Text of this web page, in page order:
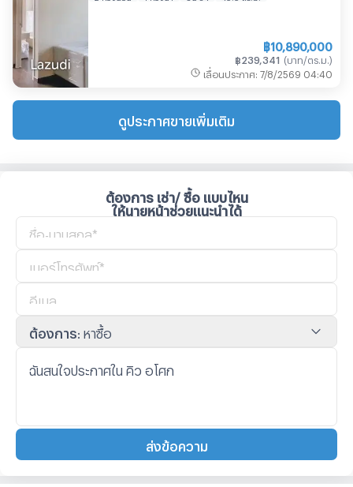
฿10,890,000
฿ 239,341 (บาท/ตร.ม. )
เลื่อนประกาศ : 7/8/2569 04:40
ดูประกาศขายเพิ่มเติม
ต้องการ เช่า/ ซื้อ แบบไหน
ให้นายหน้าช่วยแนะนำได้
ต้องการ: หาซื้อ
ส่งข้อความ